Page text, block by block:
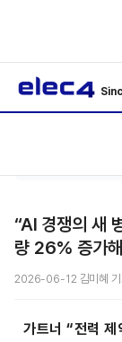
“AI 경쟁의 새
량 26% 증가
2026-06-12 김미혜
가트너 “전력 제